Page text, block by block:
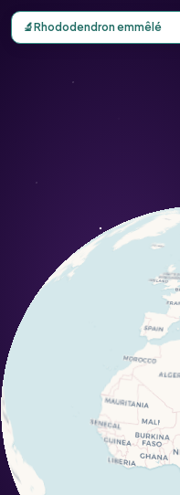
Carte d'observation du
🔬Rhododendron emmêlé